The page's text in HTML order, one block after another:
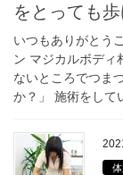
をとっても
いつもありがとう
ン マジカルボディ
ないところでつま
か？」 施術をし